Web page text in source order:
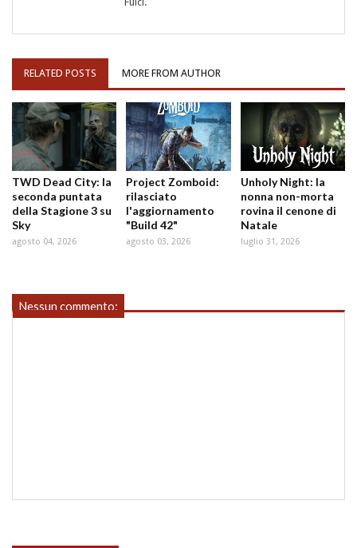
RELATED POSTS MORE FROM AUTHOR
TWD Dead City: la
seconda puntata
della Stagione 3 su
Sky
agosto 04, 2026
Project Zomboid:
rilasciato
l'aggiornamento
"Build 42"
agosto 03, 2026
Unholy Night: la
nonna non-morta
rovina il cenone di
Natale
luglio 31, 2026
Nessun commento: